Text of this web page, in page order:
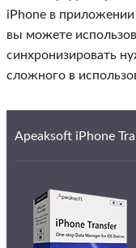
iPhone в
вы можете
синхронизировать
сложного в
Apeaksoft iPhone